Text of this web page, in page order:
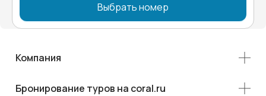
Выбрать номер
Компания
Бронирование туров на coral.ru